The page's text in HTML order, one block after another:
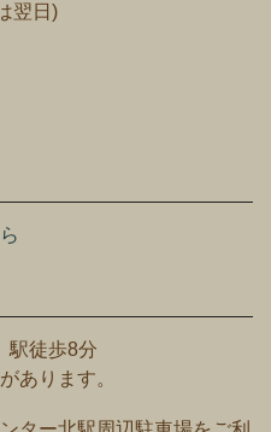
翌日)
駅徒歩8分
あります。